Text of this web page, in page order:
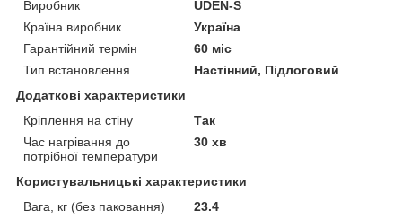
Виробник
UDEN-S
Країна виробник
Україна
Гарантійний термін
60 міс
Тип встановлення
Настінний, Підлоговий
Додаткові характеристики
Кріплення на стіну
Так
Час нагрівання до
потрібної температури
30 хв
Користувальницькі характеристики
Вага, кг (без паковання)
23.4